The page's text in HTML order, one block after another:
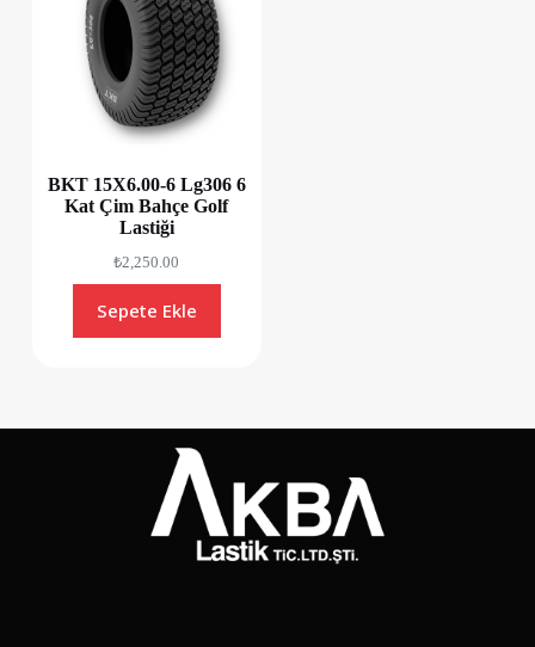
BKT 15X6.00-6 Lg306 6
Kat Çim Bahçe Golf
Lastiği
₺2,250.00
Sepete Ekle